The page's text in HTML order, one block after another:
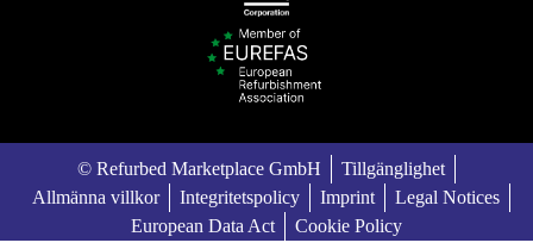
© Refurbed Marketplace GmbH
Tillgänglighet
Allmänna villkor
Integritetspolicy Imprint
Legal Notices
European Data Act
Cookie Policy